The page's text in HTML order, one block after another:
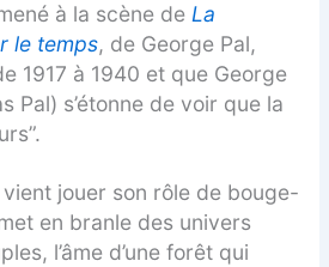
à la scène deLa
le temps, de George Pal,
1917 à 1940 et que George
Pal) s’étonne de voir que la
jouer son rôle de bouge-
en branle des univers
l’âme d’une forêt qui